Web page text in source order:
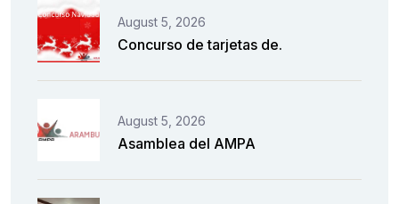
August 5, 2026
Concurso de tarjetas de.
August 5, 2026
Asamblea del AMPA